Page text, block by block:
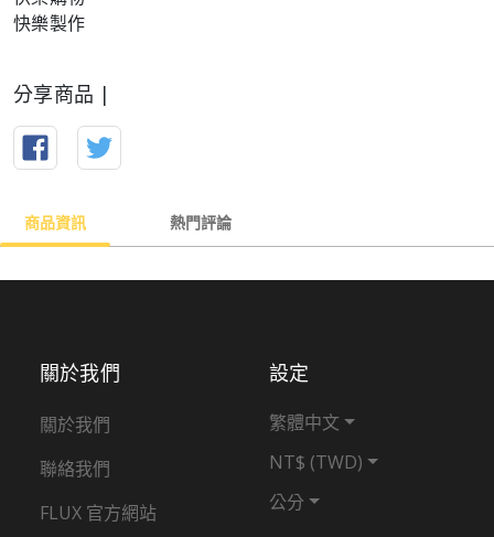
快樂製作
分享商品 |
商品資訊 熱門評論
關於我們
關於我們
聯絡我們
FLUX 官方網站
設定
繁體中文
NT$ (TWD)
公分